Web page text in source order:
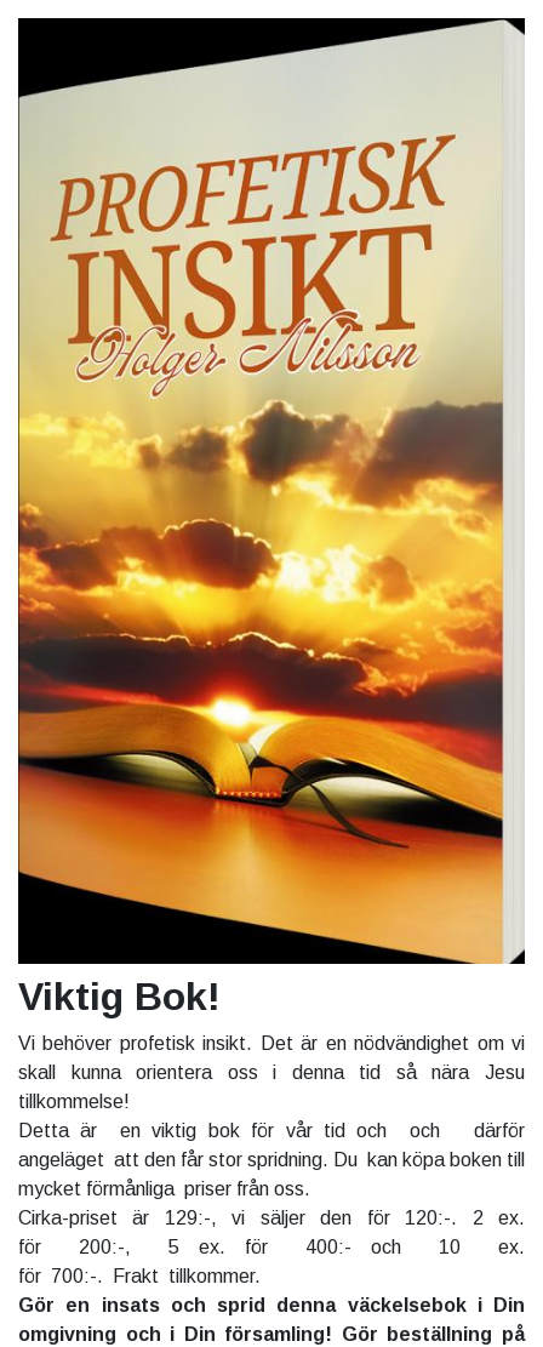
Viktig Bok!
Vi behöver profetisk insikt. Det är en nödvändighet om vi
skall kunna orientera oss i denna tid så nära Jesu
tillkommelse!
Detta är en viktig bok för vår tid och och därför
angeläget att den får stor spridning. Du kan köpa boken till
mycket förmånliga priser från oss.
Cirka-priset är 129:-, vi säljer den för 120:-. 2 ex.
för 200:-, 5 ex. för 400:- och 10 ex.
för 700:-. Frakt tillkommer.
Gör en insats och sprid denna väckelsebok i Din
omgivning och i Din församling! Gör beställning på